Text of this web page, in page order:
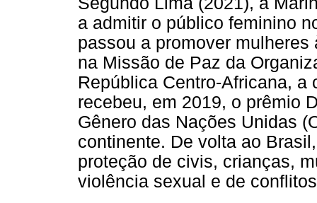
a admitir o público feminino
passou a promover
na Missão de Paz da
República Centro-Africana, a
recebeu, em 2019, o prêmio
Gênero das Nações Unidas
continente. De volta ao
proteção de civis, crianças,
violência sexual e de